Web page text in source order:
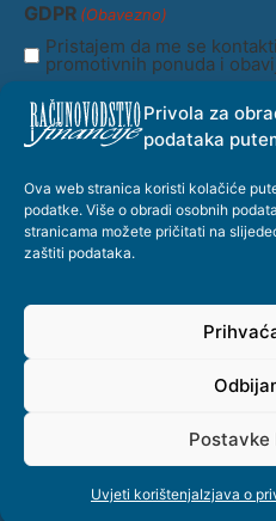
Privola za
podataka
Ova web stranica koristi kolačiće
podatke. Više o obradi osobnih
stranicama možete pričitati na
zaštiti podataka.
Postavke
Uvjeti korištenjaIzjava o
GDPR (Obavezno)
Pristajem da me se
promotivnih ponuda i
djelatnika /
O